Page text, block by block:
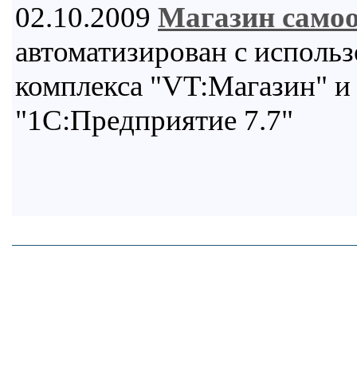
02.10.2009 Магазин
автоматизирован с
комплекса "VT:Магазин"
"1С:Предприятие 7.7"